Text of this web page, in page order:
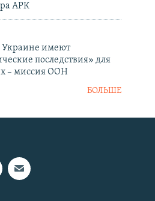
АРК
Украине имеют
последствия» для
– миссия ООН
БОЛЬШЕ